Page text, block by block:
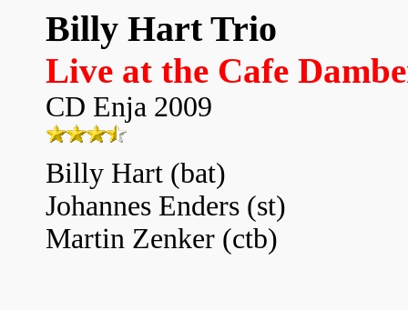
Billy Hart Trio
Live at the Cafe
CD Enja 2009
Billy Hart (bat)
Johannes Enders (st)
Martin Zenker (ctb)